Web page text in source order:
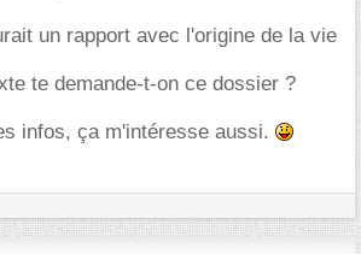
un rapport avec l'origine de la vie
te demande-t-on ce dossier ?
infos, ça m'intéresse aussi.